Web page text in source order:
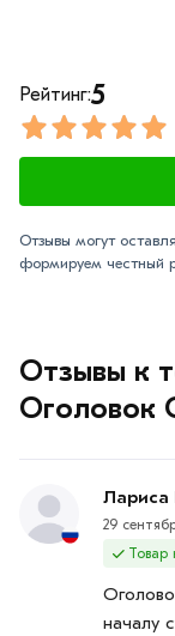
Отзывы к
Оголовок
Лариса
29
Товар
началу
Рейтинг:5
Отзывы могут
формируем честный